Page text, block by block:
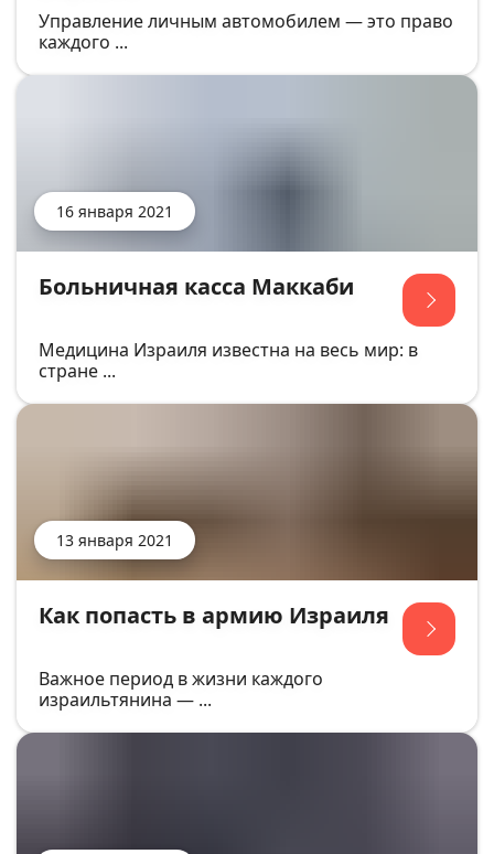
Управление личным автомобилем — это право
каждого ...
16 января 2021
Больничная касса Маккаби
Медицина Израиля известна на весь мир: в
стране ...
13 января 2021
Как попасть в армию Израиля
Важное период в жизни каждого
израильтянина — ...